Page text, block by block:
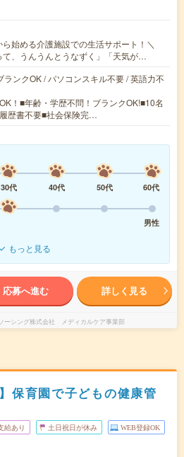
ら始める介護施設での生活サポート！＼
て、うんうんとうなずく」「天気が…
ランクOK / パソコンスキル不要 / 英語力不
！■年齢・学歴不問！ブランクOK!■10名
歴書不要■社会保険完…
30代 40代 50代
60代
男性
もっと見る
応募へ進む 詳しく見る
ーシング株式会社 メディカルケア事業部
保育園で子どもの健康管
給あり 土日祝日が休み WEB登録OK